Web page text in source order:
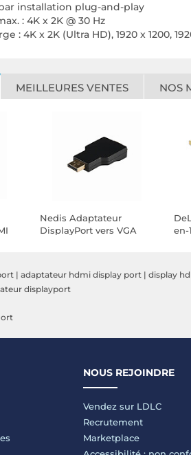
installation plug-and-play
: 4K x 2K @ 30 Hz
: 4K x 2K (Ultra HD), 1920 x 1200,
MEILLEURES VENTES NOS
Nedis Adaptateur
DisplayPort vers VGA
en-
| adaptateur hdmi display port | display
displayport
NOUS REJOINDRE
Vendez sur LDLC
Recrutement
Marketplace